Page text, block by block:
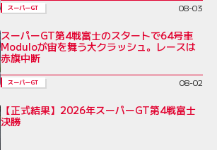
スーパーGT 08-03
スーパーGT第4戦富士のスタートで64号車
Moduloが宙を舞う大クラッシュ。レースは
赤旗中断
スーパーGT 08-02
【正式結果】2026年スーパーGT第4戦富士
決勝